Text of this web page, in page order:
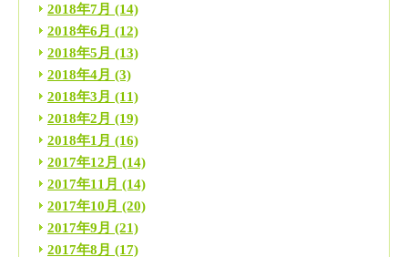
2018年7月 (14)
2018年6月 (12)
2018年5月 (13)
2018年4月 (3)
2018年3月 (11)
2018年2月 (19)
2018年1月 (16)
2017年12月 (14)
2017年11月 (14)
2017年10月 (20)
2017年9月 (21)
2017年8月 (17)